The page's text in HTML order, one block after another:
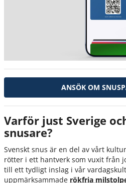
ANSÖK OM
Varför just Sverige
snusare?
Svenskt snus är en del av vårt
rötter i ett hantverk som vuxit från
till ett tydligt inslag i vår
uppmärksammade rökfria